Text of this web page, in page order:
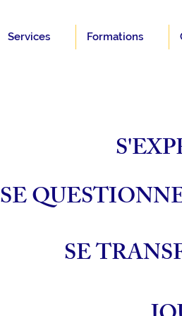
Services Formations
SE
SE